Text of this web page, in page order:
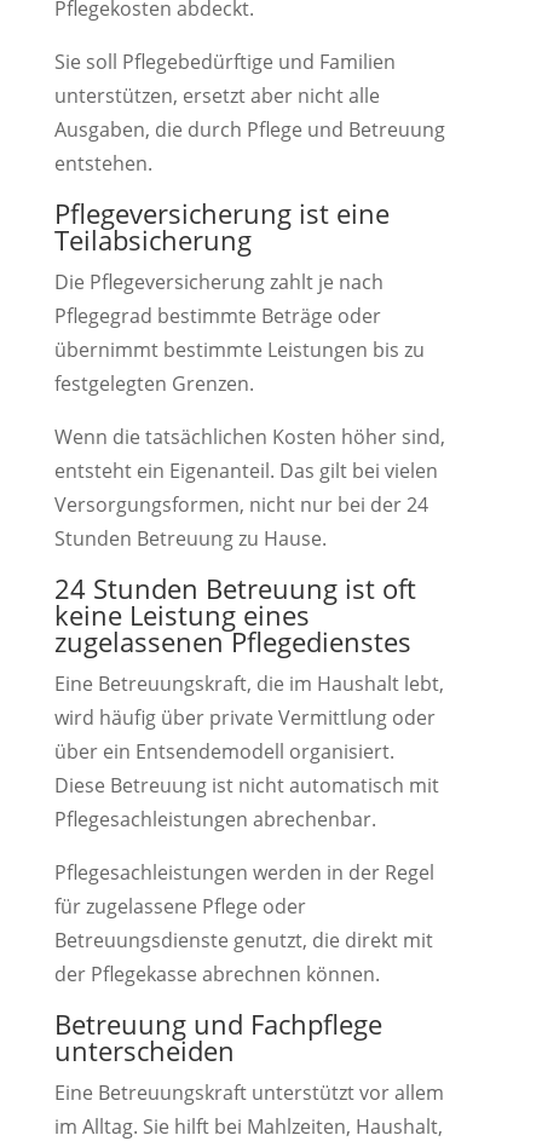
Pflegekosten abdeckt.
Sie soll Pflegebedürftige und Familien
unterstützen, ersetzt aber nicht alle
Ausgaben, die durch Pflege und Betreuung
entstehen.
Pflegeversicherung ist eine
Teilabsicherung
Die Pflegeversicherung zahlt je nach
Pflegegrad bestimmte Beträge oder
übernimmt bestimmte Leistungen bis zu
festgelegten Grenzen.
Wenn die tatsächlichen Kosten höher sind,
entsteht ein Eigenanteil. Das gilt bei vielen
Versorgungsformen, nicht nur bei der 24
Stunden Betreuung zu Hause.
24 Stunden Betreuung ist oft
keine Leistung eines
zugelassenen Pflegedienstes
Eine Betreuungskraft, die im Haushalt lebt,
wird häufig über private Vermittlung oder
über ein Entsendemodell organisiert.
Diese Betreuung ist nicht automatisch mit
Pflegesachleistungen abrechenbar.
Pflegesachleistungen werden in der Regel
für zugelassene Pflege oder
Betreuungsdienste genutzt, die direkt mit
der Pflegekasse abrechnen können.
Betreuung und Fachpflege
unterscheiden
Eine Betreuungskraft unterstützt vor allem
im Alltag. Sie hilft bei Mahlzeiten, Haushalt,